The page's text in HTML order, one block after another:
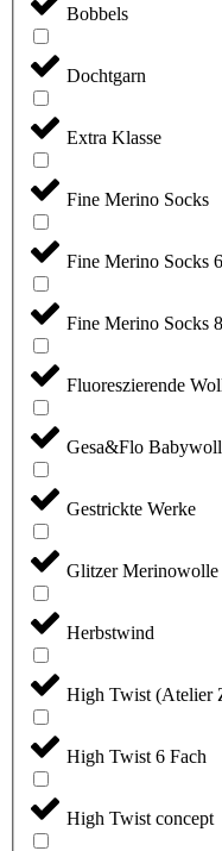
Bobbels
Dochtgarn
Extra Klasse
Fine Merino Socks
Fine Merino Socks
Fine Merino Socks
Fluoreszierende
Gesa&Flo
Gestrickte Werke
Glitzer Merinowolle
Herbstwind
High Twist (Atelier
High Twist 6 Fach
High Twist concept